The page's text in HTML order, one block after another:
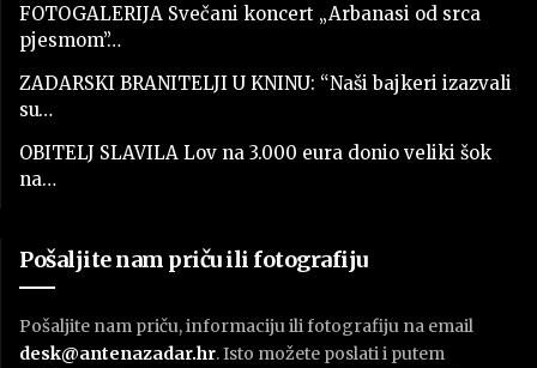
FOTOGALERIJA Svečani koncert „Arbanasi od srca
pjesmom”…
ZADARSKI BRANITELJI U KNINU: “Naši bajkeri izazvali
su…
OBITELJ SLAVILA Lov na 3.000 eura donio veliki šok
na…
Pošaljite nam priču ili fotografiju
Pošaljite nam priču, informaciju ili fotografiju na email
desk@antenazadar.hr. Isto možete poslati i putem